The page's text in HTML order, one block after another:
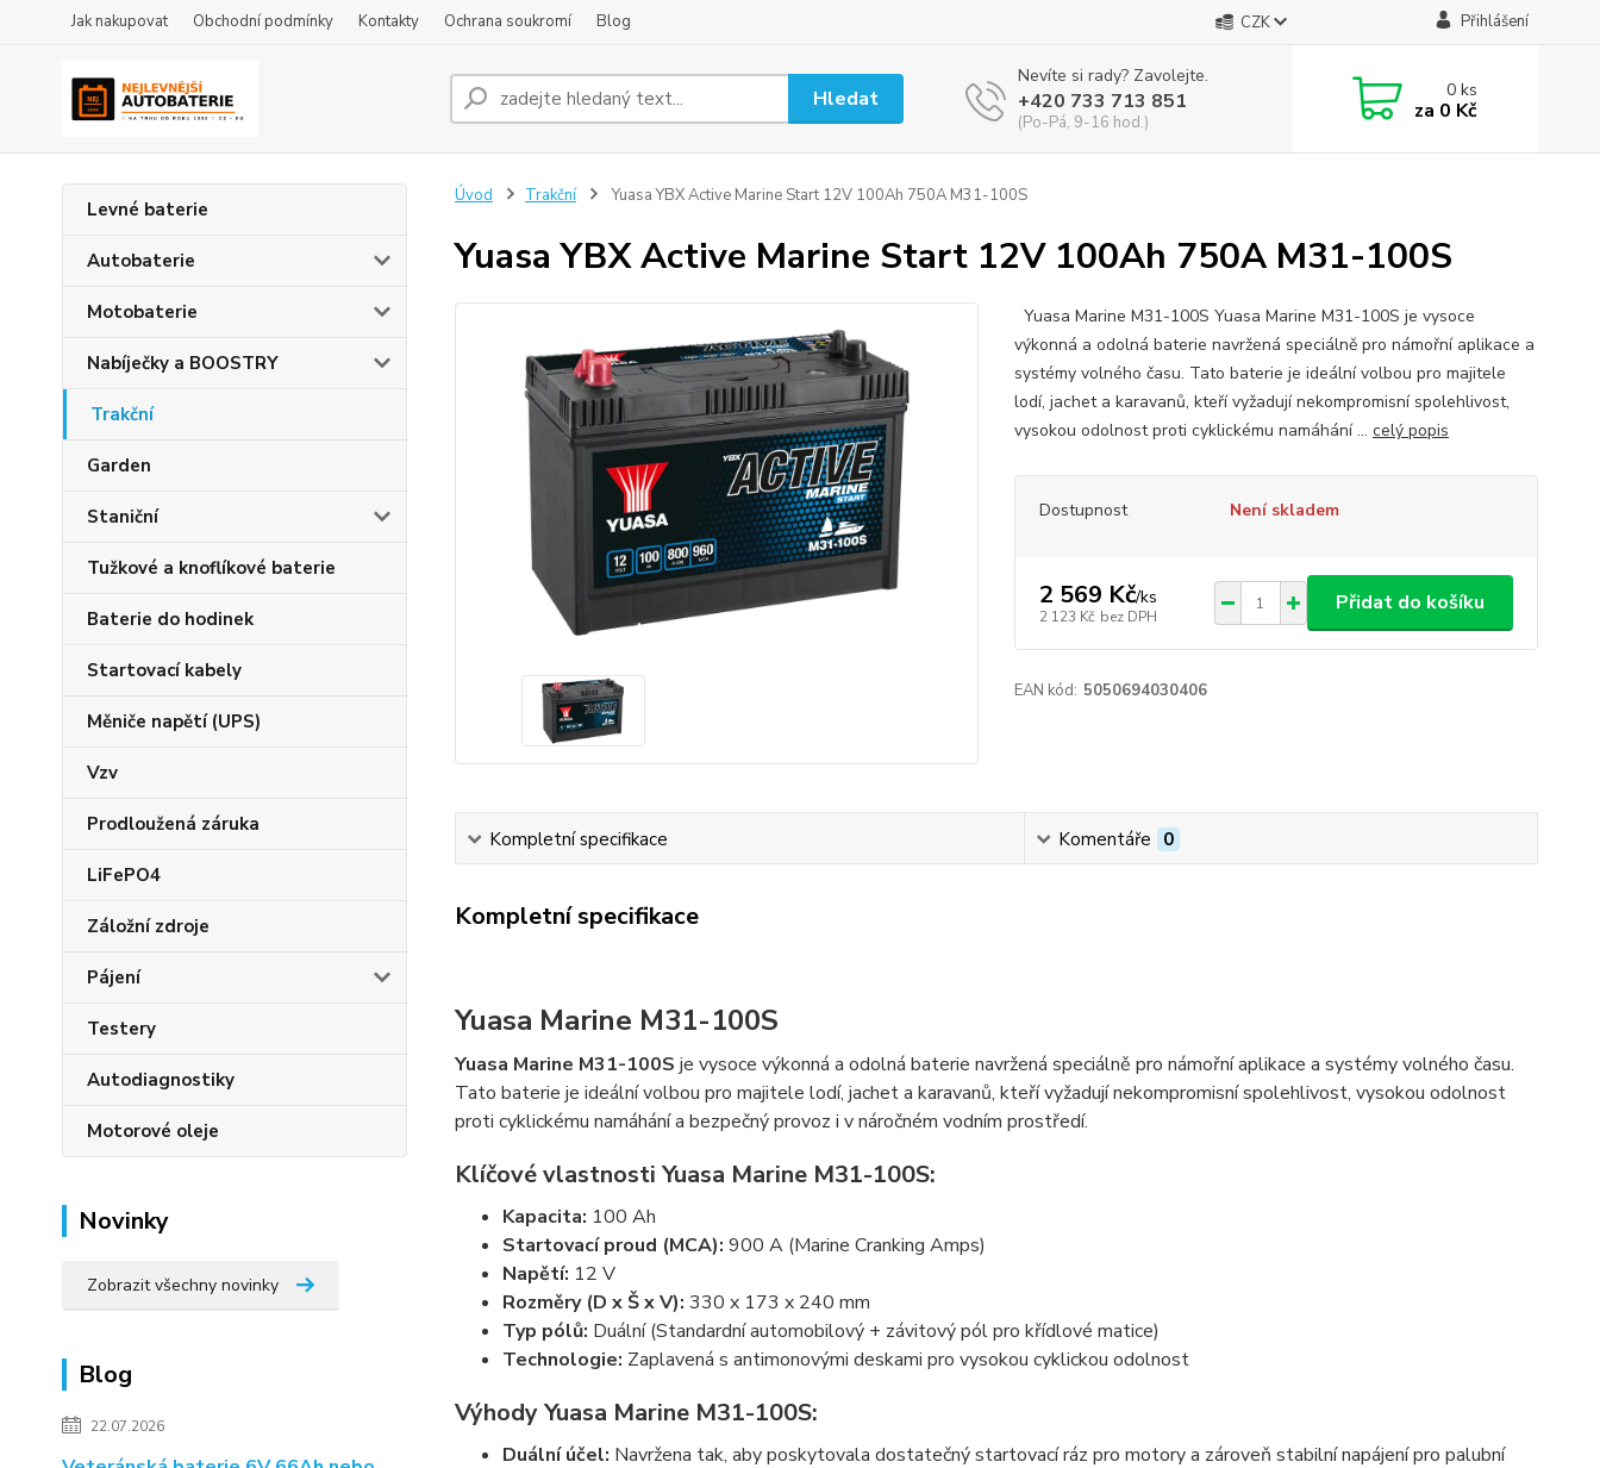
Jak nakupovat Obchodní podmínky Kontakty Ochrana soukromí Blog CZK Přihlášení
Hledat
Nevíte si rady? Zavolejte.
+420 733 713 851
(Po-Pá, 9-16 hod.)
0ks
za 0 Kč
Levné baterie
Autobaterie
Motobaterie
Nabíječky a BOOSTRY
Trakční
Garden
Staniční
Tužkové a knoflíkové baterie
Baterie do hodinek
Startovací kabely
Měniče napětí (UPS)
Vzv
Prodloužená záruka
LiFePO4
Záložní zdroje
Pájení
Testery
Autodiagnostiky
Motorové oleje
Novinky
Zobrazit všechny novinky
Blog
22.07.2026
Úvod Trakční Yuasa YBX Active Marine Start 12V 100Ah 750A M31-100S
Yuasa YBX Active Marine Start 12V 100Ah 750A M31-100S
Yuasa Marine M31-100S Yuasa Marine M31-100S je vysoce
výkonná a odolná baterie navržená speciálně pro námořní aplikace a
systémy volného času. Tato baterie je ideální volbou pro majitele
lodí, jachet a karavanů, kteří vyžadují nekompromisní spolehlivost,
vysokou odolnost proti cyklickému namáhání ... celý popis
Dostupnost Není skladem
2 569 Kč/ks
2 123 Kč bez DPH
Přidat do košíku
EAN kód: 5050694030406
Kompletní specifikace Komentáře 0
Kompletní specifikace
Yuasa Marine M31-100S
Yuasa Marine M31-100S je vysoce výkonná a odolná baterie navržená speciálně pro námořní aplikace a systémy volného času.
Tato baterie je ideální volbou pro majitele lodí, jachet a karavanů, kteří vyžadují nekompromisní spolehlivost, vysokou odolnost
proti cyklickému namáhání a bezpečný provoz i v náročném vodním prostředí.
Klíčové vlastnosti Yuasa Marine M31-100S:
Kapacita: 100 Ah
Startovací proud (MCA): 900 A (Marine Cranking Amps)
Napětí: 12 V
Rozměry (D x Š x V): 330 x 173 x 240 mm
Typ pólů: Duální (Standardní automobilový + závitový pól pro křídlové matice)
Technologie: Zaplavená s antimonovými deskami pro vysokou cyklickou odolnost
Výhody Yuasa Marine M31-100S:
Duální účel: Navržena tak, aby poskytovala dostatečný startovací ráz pro motory a zároveň stabilní napájení pro palubní